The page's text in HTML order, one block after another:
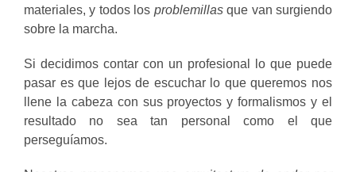
materiales, y todos los problemillasque van surgiendo
sobre la marcha.
Si decidimos contar con un profesional lo que puede
pasar es que lejos de escuchar lo que queremos nos
llene la cabeza con sus proyectos y formalismos y el
resultado no sea tan personal como el que
perseguíamos.